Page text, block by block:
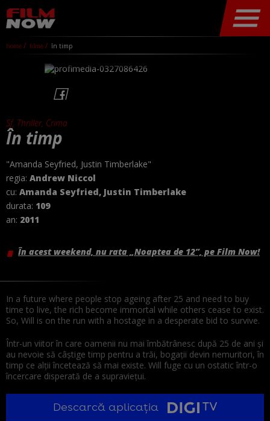
home filme în timp
Sf, Thriller, Crima
În timp
"Amanda Seyfried, Justin Timberlake"
regia: Andrew Niccol
cu: Amanda Seyfried, Justin Timberlake
durata: 109
an: 2011
În acest weekend, nu rata „Noaptea de 12”, pe Film Now!
In a future where people stop ageing after 25 and need to buy
time to live, the rich become immortal while others cease to exist.
So, Will is on the run with a hostage in a desperate bid to survive.
Într-un viitor în care oamenii nu mai îmbătrânesc după 25 de ani și
au nevoie să câștige timp pentru a trăi, bogații devin nemuritori, în
timp ce alții încetează să mai existe. Will fuge cu un ostatic într-o
încercare disperată de a supraviețui.
Descarcă aplicația